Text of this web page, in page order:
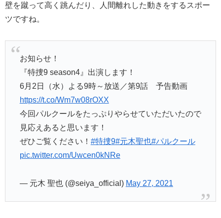
壁を蹴って高く跳んだり、人間離れした動きをするスポー
ツですね。
お知らせ！
『特捜9 season4』出演します！
6月2日（水）よる9時～放送／第9話 予告動画
https://t.co/Wm7w08rOXX
今回パルクールをたっぷりやらせていただいたので
見応えあると思います！
ぜひご覧ください！ #特捜9#元木聖也#パルクール
pic.twitter.com/Uwcen0kNRe
— 元木 聖也 (@seiya_official) May 27, 2021